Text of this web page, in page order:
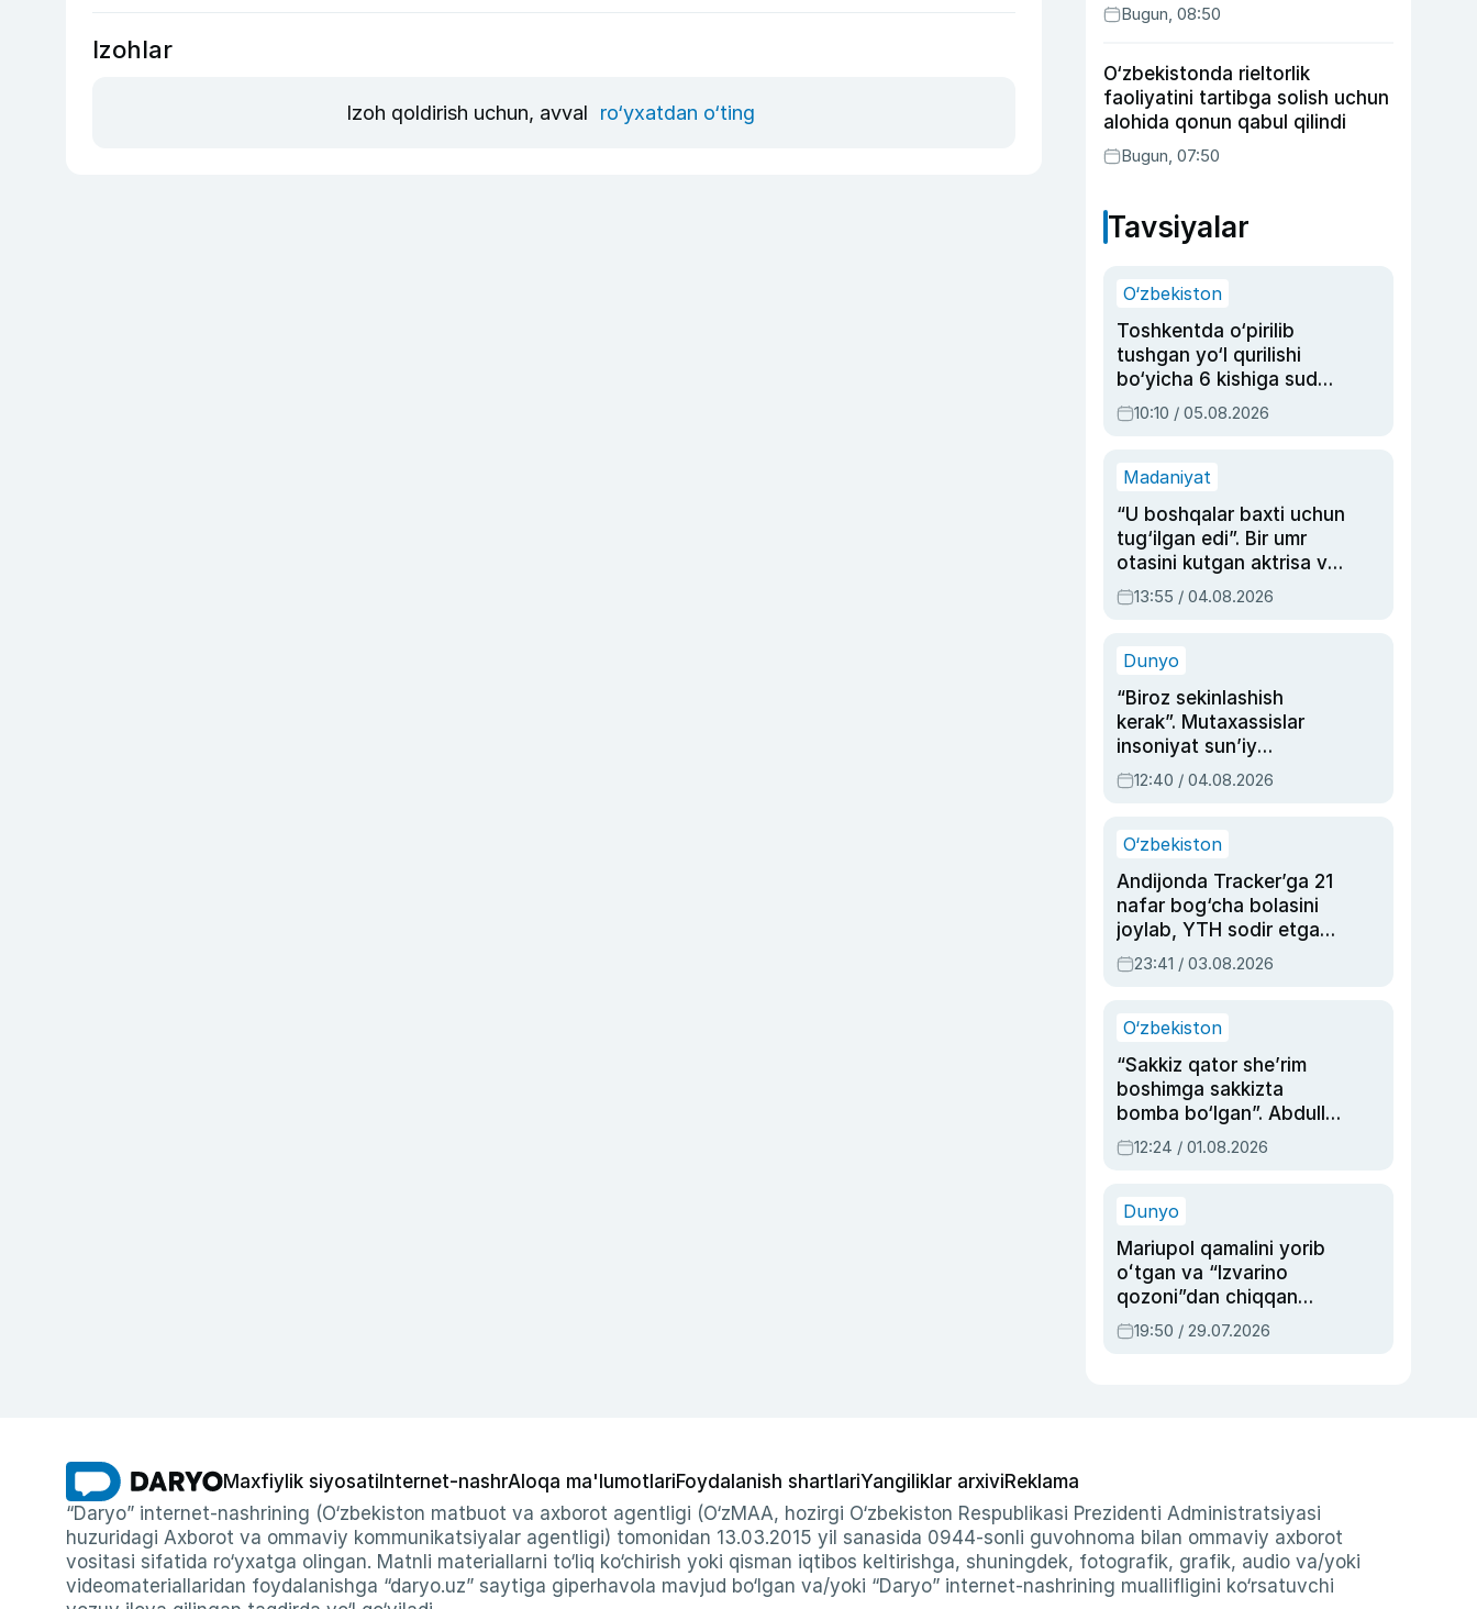
Izohlar
Izoh qoldirish uchun, avval ro‘yxatdan o‘ting
Bugun, 08:50
O‘zbekistonda rieltorlik
faoliyatini tartibga solish uchun
alohida qonun qabul qilindi
Bugun, 07:50
Tavsiyalar
O‘zbekiston
Toshkentda o‘pirilib
tushgan yo‘l qurilishi
bo‘yicha 6 kishiga sud
hukmi o‘qildi
10:10 / 05.08.2026
Madaniyat
“U boshqalar baxti uchun
tug‘ilgan edi”. Bir umr
otasini kutgan aktrisa va
dublyaj ustasi Rimma
Ahmedovaning
13:55 / 04.08.2026
Dunyo
“Biroz sekinlashish
kerak”. Mutaxassislar
insoniyat sun’iy
intellektni boshqara
olmay qolishidan xavotir
12:40 / 04.08.2026
O‘zbekiston
Andijonda Tracker’ga 21
nafar bog‘cha bolasini
joylab, YTH sodir etgan
ayolga sud hukmi o‘qildi
23:41 / 03.08.2026
O‘zbekiston
“Sakkiz qator she’rim
boshimga sakkizta
bomba bo‘lgan”. Abdulla
Oripovni siyosiy
ayblovlardan asrab
12:24 / 01.08.2026
Dunyo
Mariupol qamalini yorib
oʻtgan va “Izvarino
qozoni”dan chiqqan
qahramon — Ukraina
armiyasi bosh
19:50 / 29.07.2026
Maxfiylik siyosati Internet-nashrAloqa ma'lumotlariFoydalanish shartlariYangiliklar arxiviReklama
“Daryo” internet-nashrining (O‘zbekiston matbuot va axborot agentligi (O‘zMAA, hozirgi O‘zbekiston Respublikasi Prezidenti Administratsiyasi
huzuridagi Axborot va ommaviy kommunikatsiyalar agentligi) tomonidan 13.03.2015 yil sanasida 0944-sonli guvohnoma bilan ommaviy axborot
vositasi sifatida ro‘yxatga olingan. Matnli materiallarni to‘liq ko‘chirish yoki qisman iqtibos keltirishga, shuningdek, fotografik, grafik, audio va/yoki
videomateriallaridan foydalanishga “daryo.uz” saytiga giperhavola mavjud bo‘lgan va/yoki “Daryo” internet-nashrining muallifligini ko‘rsatuvchi